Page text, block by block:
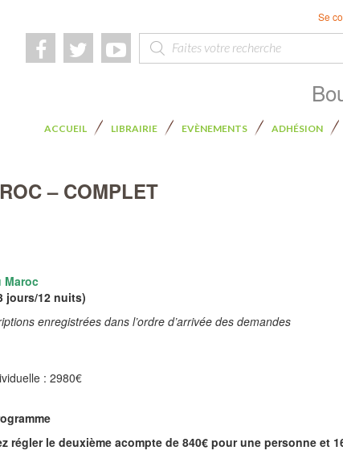
Se
Rechercher :
ACCUEIL LIBRAIRIE EVÈNEMENTS ADHÉSION
– COMPLET
Maroc
jours/12 nuits)
enregistrées dans l’ordre d’arrivée des demandes
: 2980€
régler le deuxième acompte de 840€ pour une personne et